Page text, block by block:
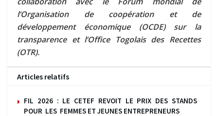
l’Organisation de coopération et de
développement économique (OCDE) sur la
transparence et l’Office Togolais des Recettes
(OTR).
Articles relatifs
FIL 2026 : LE CETEF REVOIT LE PRIX DES STANDS
POUR LES FEMMES ET JEUNES ENTREPRENEURS